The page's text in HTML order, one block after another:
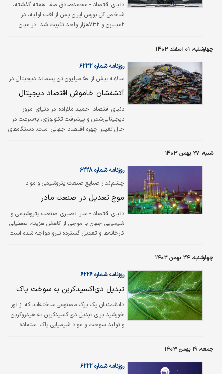
دنیای اقتصاد - محمدصادق صفا: هفته گذشته،
شاخص کل بورس ایران پس از افت اولیه، در
۲میلیون و ۷۳۲‌هزار واحد تثبیت شد. در میان
بعدی قرار گرفتند. در مقابل، گروه سخت‌‌‌افزار و
تجهیزات، ضعیف‌‌‌ترین عملکرد را ثبت کرد و پس از
آن، فعالیت‌‌‌های مهندسی و حفاری با افت بیش از
۷.۵درصدی در انتهای جدول بازدهی هفتگی قرار
گرفتند. طی هفته گذشته ۸۸‌درصد از صنایع در…
چهارشنبه، ۰۱ اسفند ۱۴۰۳
سالانه بیش از ۵۰‌ میلیون ‌تن پسماند دیجیتال در
سطح جهان تولید می‌شود؛
روزنامه شماره ۶۲۳۲
آتشفشان خاموش اقتصاد دیجیتال
دنیای اقتصاد -حمید ملازاده: در دنیای امروز
دیجیتالی‌شدن و پیشرفت تکنولوژی، به‌سرعت در
حال تغییر چهره اقتصاد جهانی است. دستگاه‌های
کمتر کسی به هزینه‌های پنهان این توسعه
چشمگیر یعنی ضایعات الکترونیکی توجه دارد،
پسماندهای فناوری‌های پیشرفته که در فارسی به
«زباله‌‌‌‌های الکترونیکی» تعبیر‌شده، شامل تمامی
وسایل الکترونیکی هستند که دیگر قابل‌استفاده
نبوده و به نخاله‌های بی‌استفاده…
شنبه، ۲۷ بهمن ۱۴۰۳
چشم‌‌‌انداز صنایع صنعت پتروشیمی و مواد
شیمیایی در سال ۲۰۲۵ بررسی شد
روزنامه شماره ۶۲۲۸
موج تعدیل در صنعت مادر
دنیای اقتصاد - سارا نصیری: صنعت پتروشیمی و
شیمیایی جهان با موجی از کاهش هزینه، تعطیلی
کارخانه‌‌‌ها و تعدیل گسترده نیرو مواجه شده است.
غول‌‌‌های صنعت پتروشیمی اعلام کرده است که
کاهش دهد. همچنین، یک شرکت دیگر سال
گذشته ۵۵۰۰ شغل را، عمدتا در بخش‌‌‌های
مدیریتی، کاهش داد تا ۵۰۰ میلیون یورو
صرفه‌‌‌جویی کند.
چهارشنبه، ۲۴ بهمن ۱۴۰۳
روزنامه شماره ۶۲۲۶
تبدیل دی‏‏‏‏‌اکسیدکربن به سوخت پاک
دانشمندان یک برگ مصنوعی ساخته‌اند که از نور
خورشید برای تبدیل دی‌‌‌‌‌اکسیدکربن به هیدروکربن
و تولید سوخت و مواد شیمیایی پاک استفاده
و دانشگاه کالیفرنیا برکلی آمریکا روشی عملی برای
جمعه، ۱۹ بهمن ۱۴۰۳
روزنامه شماره ۶۲۲۲